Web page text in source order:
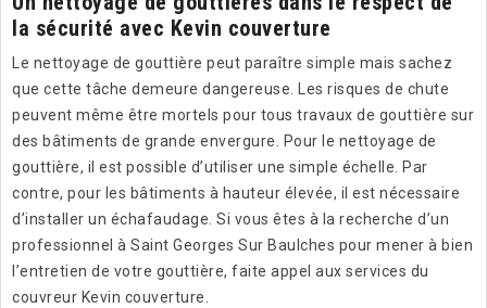
la sécurité avec Kevin couverture
Le nettoyage de gouttière peut paraître simple mais sachez
que cette tâche demeure dangereuse. Les risques de chute
peuvent même être mortels pour tous travaux de gouttière sur
des bâtiments de grande envergure. Pour le nettoyage de
gouttière, il est possible d’utiliser une simple échelle. Par
contre, pour les bâtiments à hauteur élevée, il est nécessaire
d’installer un échafaudage. Si vous êtes à la recherche d’un
professionnel à Saint Georges Sur Baulches pour mener à bien
l’entretien de votre gouttière, faite appel aux services du
couvreur Kevin couverture.